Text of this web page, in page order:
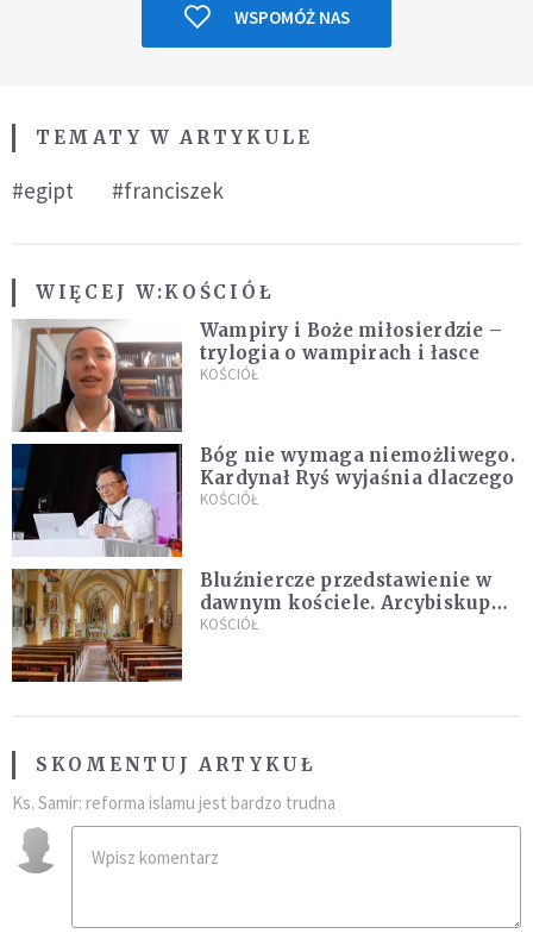
WSPOMÓŻ NAS
TEMATY W ARTYKULE
#egipt #franciszek
WIĘCEJ W:KOŚCIÓŁ
Wampiry i Boże miłosierdzie –
trylogia o wampirach i łasce
KOŚCIÓŁ
Bóg nie wymaga niemożliwego.
Kardynał Ryś wyjaśnia dlaczego
KOŚCIÓŁ
Bluźniercze przedstawienie w
dawnym kościele. Arcybiskup
stanowczo reaguje
KOŚCIÓŁ
SKOMENTUJ ARTYKUŁ
Ks. Samir: reforma islamu jest bardzo trudna